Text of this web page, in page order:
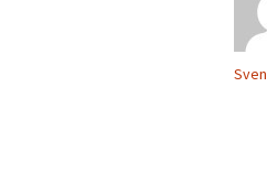
Sven